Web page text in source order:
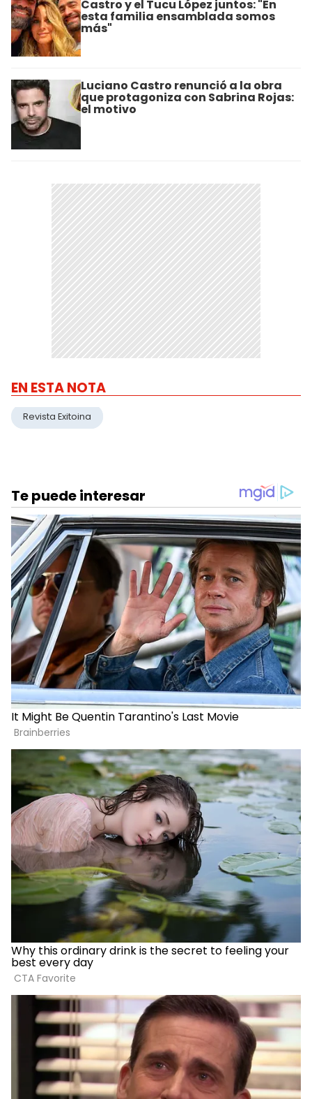
Castro y el Tucu López juntos: "En
esta familia ensamblada somos
más"
Luciano Castro renunció a la obra
que protagoniza con Sabrina Rojas:
el motivo
EN ESTA NOTA
Revista Exitoina